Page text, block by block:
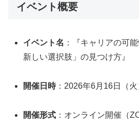
イベント概要
イベント名 ：『キャリアの可
新しい選択肢」の見つけ方』
開催日時：2026年6月16日（
開催形式 ：オンライン開催（